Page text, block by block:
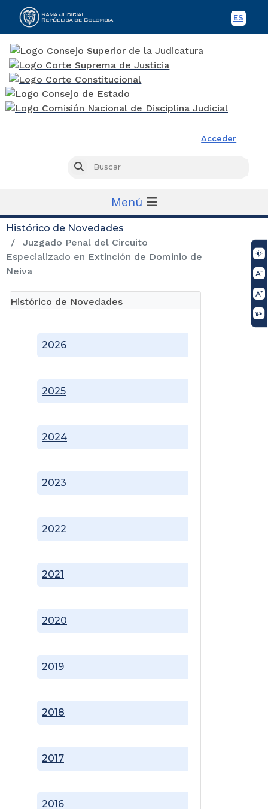
ES
Acceder
Buscar
Menú
Histórico de Novedades
Juzgado Penal del Circuito
Especializado en Extinción de Dominio de
Neiva
Histórico de Novedades
2016
2017
2018
2019
2020
2021
2022
2023
2024
2025
2026